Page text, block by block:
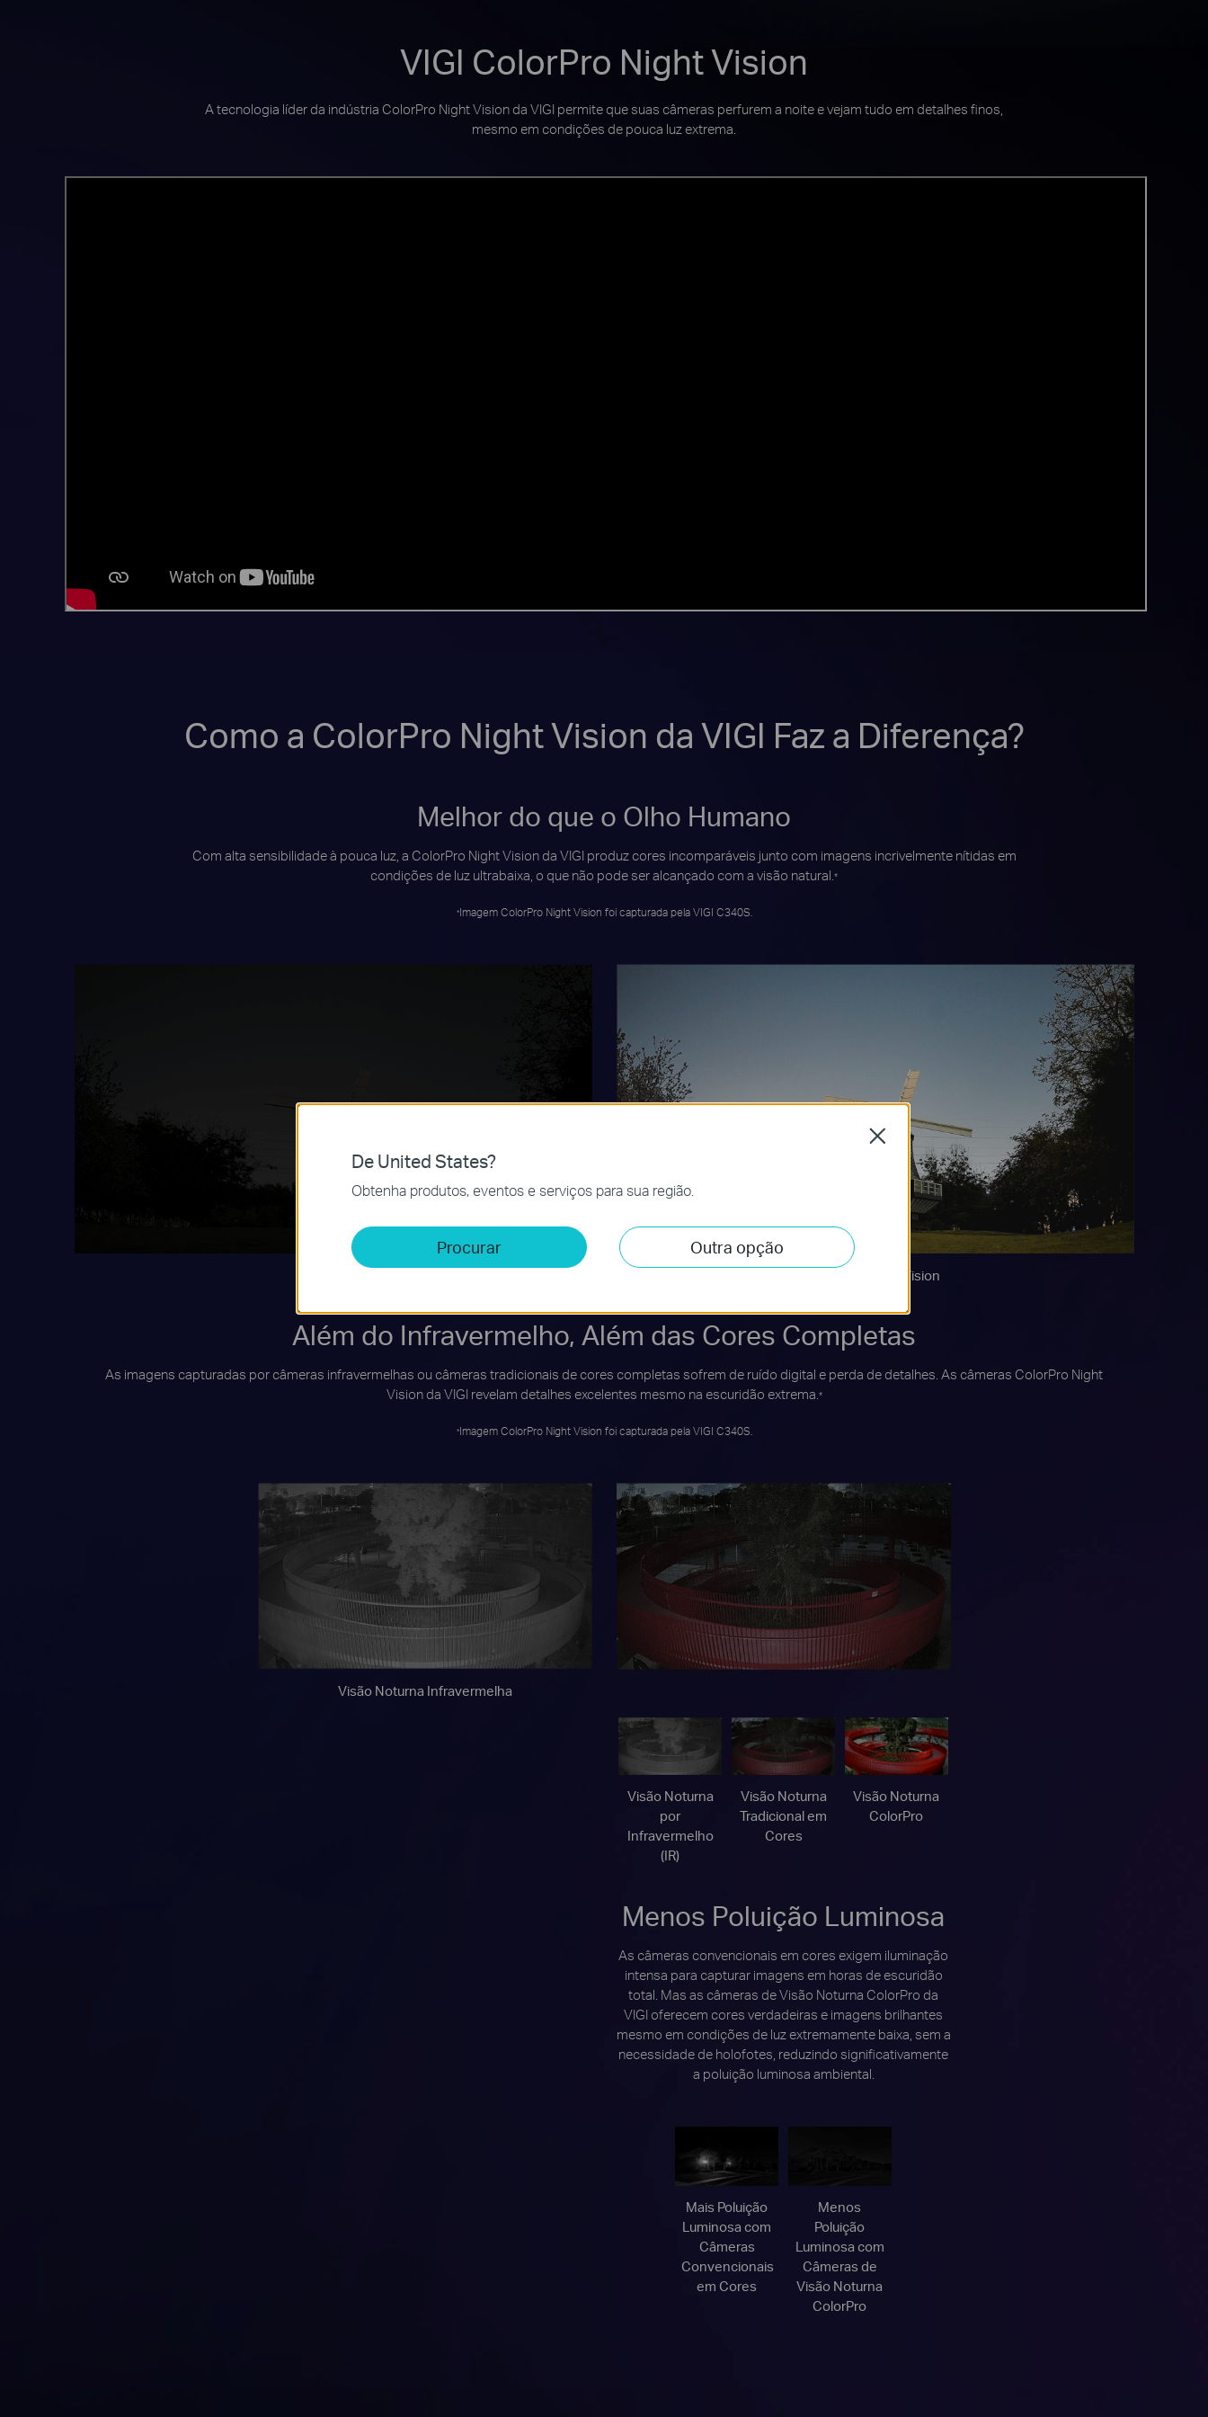
VIGI ColorPro Night Vision
A tecnologia líder da indústria ColorPro Night Vision da VIGI permite que suas câmeras perfurem a noite e vejam tudo em detalhes finos,
mesmo em condições de pouca luz extrema.
Como a ColorPro Night Vision da VIGI Faz a Diferença?
Melhor do que o Olho Humano
Com alta sensibilidade à pouca luz, a ColorPro Night Vision da VIGI produz cores incomparáveis junto com imagens incrivelmente nítidas em
condições de luz ultrabaixa, o que não pode ser alcançado com a visão natural. *
*Imagem ColorPro Night Vision foi capturada pela VIGI C340S.
ColorPro Night Vision
Além do Infravermelho, Além das Cores Completas
As imagens capturadas por câmeras infravermelhas ou câmeras tradicionais de cores completas sofrem de ruído digital e perda de detalhes. As câmeras ColorPro Night
Vision da VIGI revelam detalhes excelentes mesmo na escuridão extrema.*
*Imagem ColorPro Night Vision foi capturada pela VIGI C340S.
Visão Noturna Infravermelha
Visão Noturna
por
Infravermelho
(IR)
Visão Noturna
Tradicional em
Cores
Visão Noturna
ColorPro
Menos Poluição Luminosa
As câmeras convencionais em cores exigem iluminação
intensa para capturar imagens em horas de escuridão
total. Mas as câmeras de Visão Noturna ColorPro da
VIGI oferecem cores verdadeiras e imagens brilhantes
mesmo em condições de luz extremamente baixa, sem a
necessidade de holofotes, reduzindo significativamente
a poluição luminosa ambiental.
Mais Poluição
Luminosa com
Câmeras
Convencionais
em Cores
Menos
Poluição
Luminosa com
Câmeras de
Visão Noturna
ColorPro
De United States?
Obtenha produtos, eventos e serviços para sua região.
Procurar Outra opção
Close